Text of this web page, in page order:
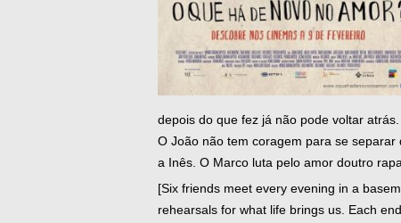
depois do que fez já não pode voltar atrás.
O João não tem coragem para se
a Inês. O Marco luta pelo amor doutro
[Six friends meet every evening in a
rehearsals for what life brings us. Each